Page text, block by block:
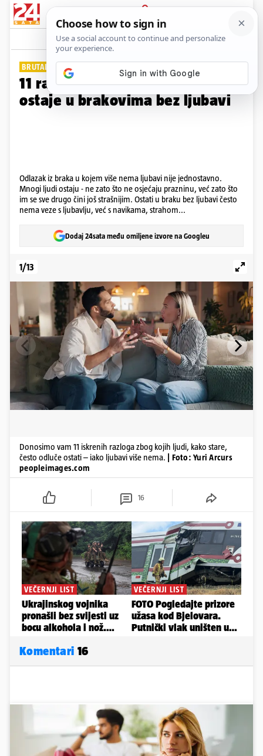
PRIJAVA
Galerija Komentari
BRUTALNO ISKRENO
11 razloga zašto većina ljudi
ostaje u brakovima bez ljubavi
Odlazak iz braka u kojem više nema ljubavi nije jednostavno.
Mnogi ljudi ostaju - ne zato što ne osjećaju prazninu, već zato što
im se sve drugo čini još strašnijim. Ostati u braku bez ljubavi često
nema veze s ljubavlju, već s navikama, strahom...
Dodaj 24sata među omiljene izvore na Googleu
1/13
Donosimo vam 11 iskrenih razloga zbog kojih ljudi, kako stare,
često odluče ostati – iako ljubavi više nema.
| Foto: Yuri Arcurs
peopleimages.com
16
Komentari 16